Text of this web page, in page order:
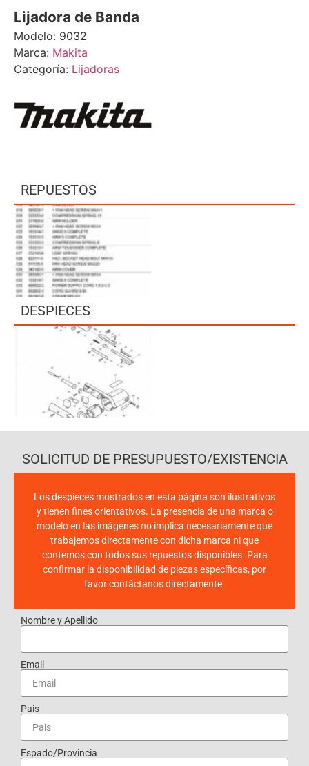
Lijadora de Banda
Modelo: 9032
Marca: Makita
Categoría: Lijadoras
REPUESTOS
DESPIECES
SOLICITUD DE PRESUPUESTO/EXISTENCIA
Los despieces mostrados en esta página son ilustrativos
y tienen fines orientativos. La presencia de una marca o
modelo en las imágenes no implica necesariamente que
trabajemos directamente con dicha marca ni que
contemos con todos sus repuestos disponibles. Para
confirmar la disponibilidad de piezas específicas, por
favor contáctanos directamente.
Nombre y Apellido
Email
Pais
Espado/Provincia